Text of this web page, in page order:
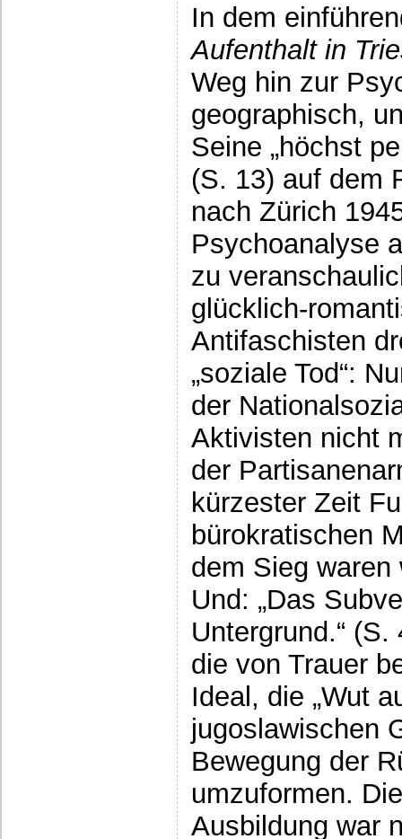
In dem
Aufenthalt in
Weg hin zur
geographisch,
Seine „höchst
(S. 13) auf dem
nach Zürich
Psychoanalyse
zu
glücklich-
Antifaschisten
„soziale Tod“:
der
Aktivisten nicht
der
kürzester Zeit
bürokratischen
dem Sieg waren
Und: „Das
Untergrund.“
die von Trauer
Ideal, die „Wut
jugoslawischen
Bewegung der
umzuformen.
Ausbildung war